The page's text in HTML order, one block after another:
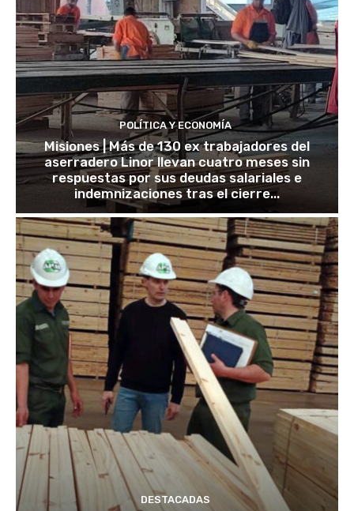
POLÍTICA Y ECONOMÍA
Misiones | Más de 130 ex trabajadores del
aserradero Linor llevan cuatro meses sin
respuestas por sus deudas salariales e
indemnizaciones tras el cierre...
DESTACADAS